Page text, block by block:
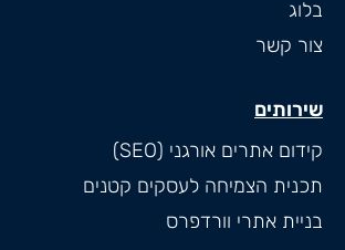
בלוג
צור קשר
שירותים
קידום אתרים אורגני (SEO)
תכנית הצמיחה לעסקים קטנים
בניית אתרי וורדפרס